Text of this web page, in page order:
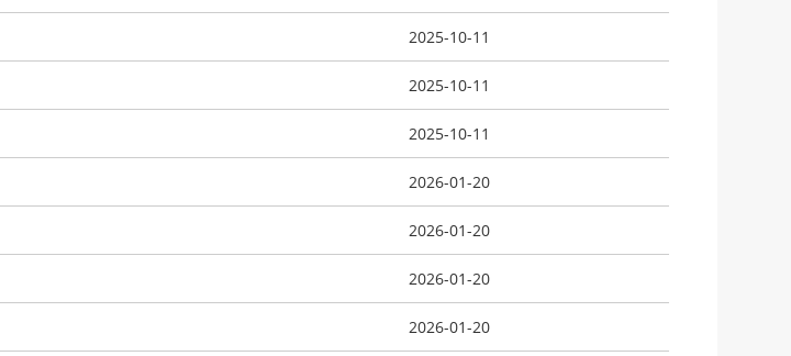
2025-10-11
2025-10-11
2025-10-11
2026-01-20
2026-01-20
2026-01-20
2026-01-20